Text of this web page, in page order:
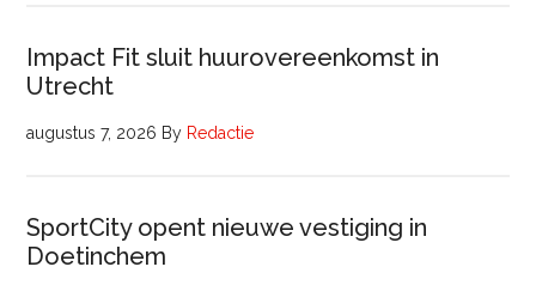
Impact Fit sluit huurovereenkomst in
Utrecht
augustus 7, 2026 By Redactie
SportCity opent nieuwe vestiging in
Doetinchem